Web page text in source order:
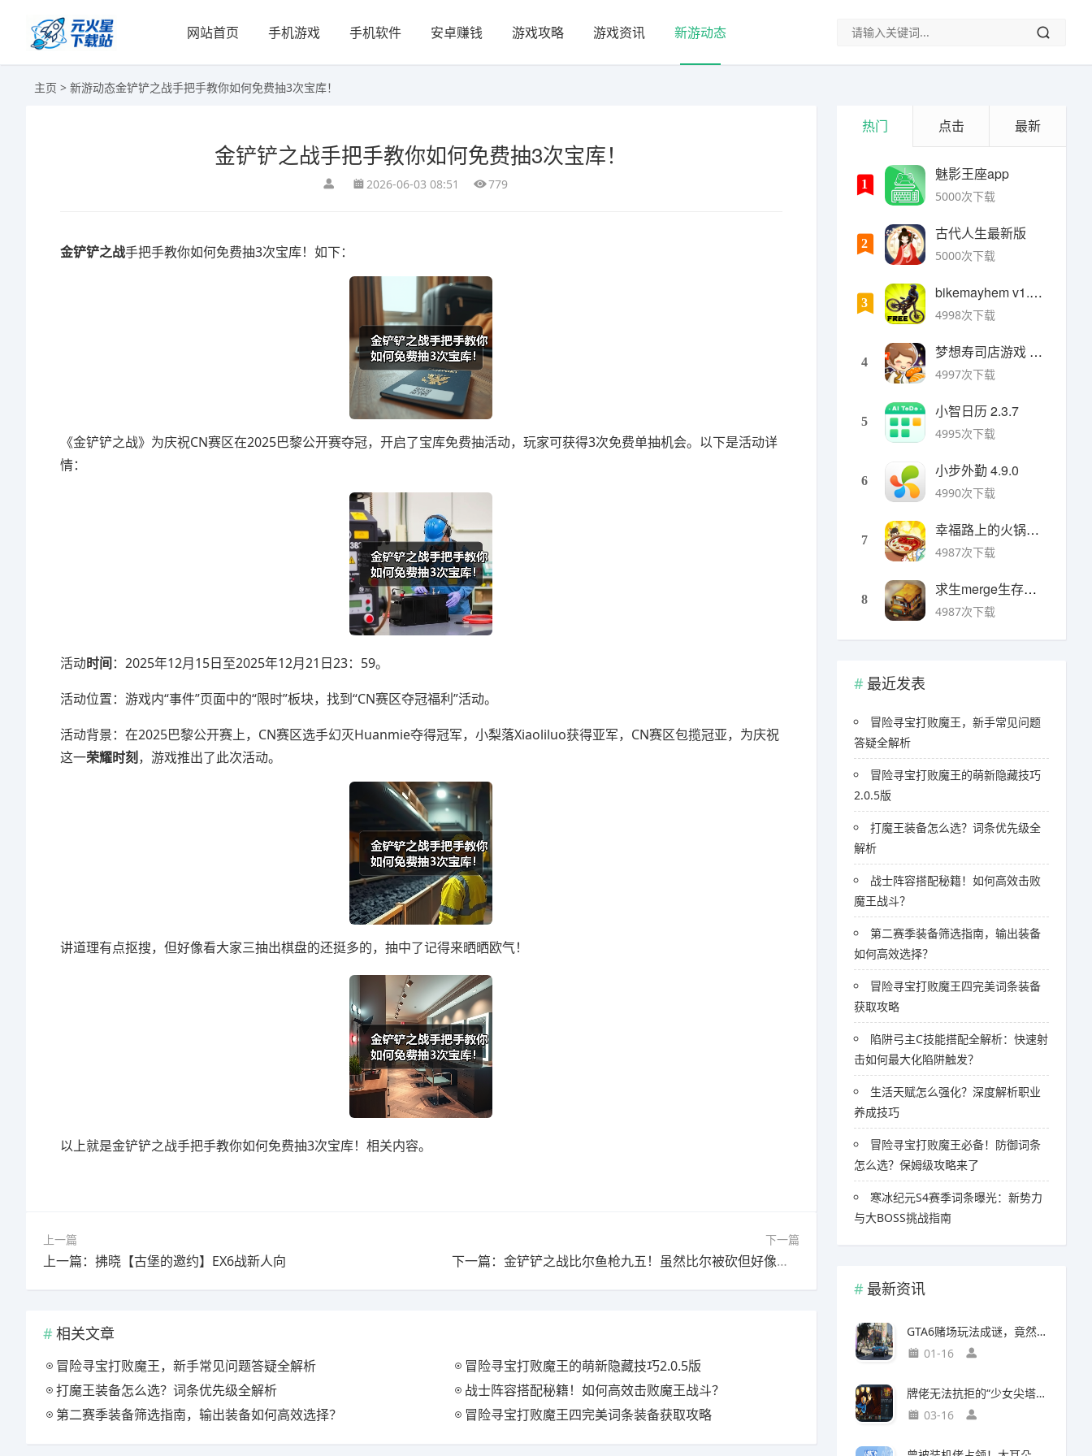
网站首页 手机游戏 手机软件 安卓赚钱 游戏攻略 游戏资讯 新游动态
主页 > 新游动态金铲铲之战手把手教你如何免费抽3次宝库！
金铲铲之战手把手教你如何免费抽3次宝库！
2026-06-03 08:51 779
金铲铲之战手把手教你如何免费抽3次宝库！如下：
《金铲铲之战》为庆祝CN赛区在2025巴黎公开赛夺冠，开启了宝库免费抽活动，玩家可获得3次免费单抽机会。以下是活动详
情：
活动时间：2025年12月15日至2025年12月21日23：59。
活动位置：游戏内“事件”页面中的“限时”板块，找到“CN赛区夺冠福利”活动。
活动背景：在2025巴黎公开赛上，CN赛区选手幻灭Huanmie夺得冠军，小梨落Xiaoliluo获得亚军，CN赛区包揽冠亚，为庆祝
这一荣耀时刻 ，游戏推出了此次活动。
讲道理有点抠搜，但好像看大家三抽出棋盘的还挺多的，抽中了记得来晒晒欧气！
以上就是金铲铲之战手把手教你如何免费抽3次宝库！相关内容。
上一篇
上一篇：拂晓【古堡的邀约】EX6战新人向
下一篇
下一篇：金铲铲之战比尔鱼枪九五！虽然比尔被砍但好像还能玩？
相关文章
冒险寻宝打败魔王，新手常见问题答疑全解析
冒险寻宝打败魔王的萌新隐藏技巧2.0.5版
打魔王装备怎么选？词条优先级全解析
战士阵容搭配秘籍！如何高效击败魔王战斗？
第二赛季装备筛选指南，输出装备如何高效选择？
冒险寻宝打败魔王四完美词条装备获取攻略
热门 点击 最新
1
魅影王座app
5000次下载
2
古代人生最新版
5000次下载
3
bikemayhem v1.6.2安卓版
4998次下载
4
梦想寿司店游戏 v4.14.1安卓版
4997次下载
5
小智日历 2.3.7
4995次下载
6
小步外勤 4.9.0
4990次下载
7
幸福路上的火锅店官方版 v5.3.5安卓版
4987次下载
8
求生merge生存之地手机版 v1.48.0安卓版
4987次下载
最近发表
冒险寻宝打败魔王，新手常见问题
答疑全解析
冒险寻宝打败魔王的萌新隐藏技巧
2.0.5版
打魔王装备怎么选？词条优先级全
解析
战士阵容搭配秘籍！如何高效击败
魔王战斗？
第二赛季装备筛选指南，输出装备
如何高效选择？
冒险寻宝打败魔王四完美词条装备
获取攻略
陷阱弓主C技能搭配全解析：快速射
击如何最大化陷阱触发？
生活天赋怎么强化？深度解析职业
养成技巧
冒险寻宝打败魔王必备！防御词条
怎么选？保姆级攻略来了
寒冰纪元S4赛季词条曝光：新势力
与大BOSS挑战指南
最新资讯
GTA6赌场玩法成谜，竟然面临全球50国封禁风险
01-16
牌佬无法抗拒的“少女尖塔”竟然是个搜打撤？
03-16